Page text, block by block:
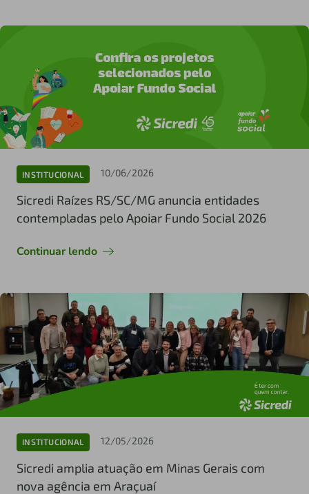
INSTITUCIONAL 10/06/2026
Sicredi Raízes RS/SC/MG anuncia entidades
contempladas pelo Apoiar Fundo Social 2026
Continuar lendo
INSTITUCIONAL 12/05/2026
Sicredi amplia atuação em Minas Gerais com
nova agência em Araçuaí